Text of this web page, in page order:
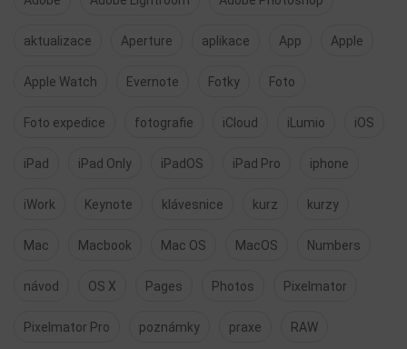
aktualizace Aperture aplikace App Apple
Apple Watch Evernote Fotky Foto
Foto expedice fotografie iCloud iLumio iOS
iPad iPad Only iPadOS iPad Pro iphone
iWork Keynote klávesnice kurz kurzy
Mac Macbook Mac OS MacOS Numbers
návod OS X Pages Photos Pixelmator
Pixelmator Pro poznámky praxe RAW